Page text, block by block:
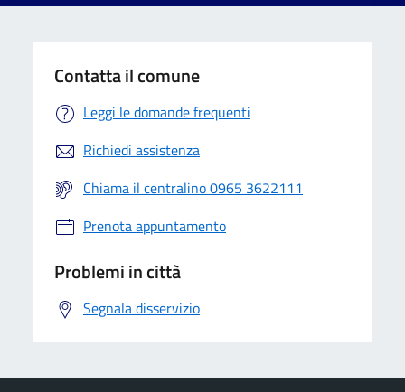
Contatta il comune
Leggi le domande frequenti
Richiedi assistenza
Chiama il centralino 0965 3622111
Prenota appuntamento
Problemi in città
Segnala disservizio